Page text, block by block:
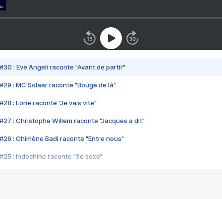
#30 : Eve Angeli raconte "Avant de partir"
#29 : MC Solaar raconte "Bouge de là"
#28 : Lorie raconte "Je vais vite"
#27 : Christophe Willem raconte "Jacques a dit"
#26 : Chimène Badi raconte "Entre nous"
#25 : Indochine raconte "3e sexe"